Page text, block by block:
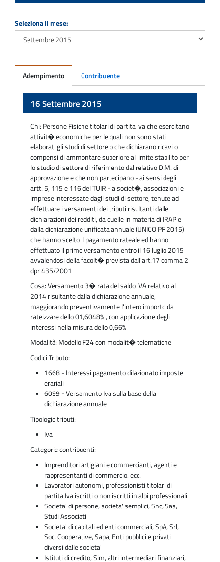
Seleziona il mese:
Adempimento Contribuente
16 Settembre 2015
Chi: Persone Fisiche titolari di partita Iva che esercitano
attivit� economiche per le quali non sono stati
elaborati gli studi di settore o che dichiarano ricavi o
compensi di ammontare superiore al limite stabilito per
lo studio di settore di riferimento dal relativo D.M. di
approvazione e che non partecipano - ai sensi degli
artt. 5, 115 e 116 del TUIR - a societ�, associazioni e
imprese interessate dagli studi di settore, tenute ad
effettuare i versamenti dei tributi risultanti dalle
dichiarazioni dei redditi, da quelle in materia di IRAP e
dalla dichiarazione unificata annuale (UNICO PF 2015)
che hanno scelto il pagamento rateale ed hanno
effettuato il primo versamento entro il 16 luglio 2015
avvalendosi della facolt� prevista dall'art.17 comma 2
dpr 435/2001
Cosa:Versamento 3� rata del saldo IVA relativo al
2014 risultante dalla dichiarazione annuale,
maggiorando preventivamente l'intero importo da
rateizzare dello 01,6048% , con applicazione degli
interessi nella misura dello 0,66%
Modalità: Modello F24 con modalit� telematiche
Codici Tributo:
1668 - Interessi pagamento dilazionato imposte
erariali
6099 - Versamento Iva sulla base della
dichiarazione annuale
Tipologie tributi:
Iva
Categorie contribuenti:
Imprenditori artigiani e commercianti, agenti e
rappresentanti di commercio, ecc.
Lavoratori autonomi, professionisti titolari di
partita Iva iscritti o non iscritti in albi professionali
Societa' di persone, societa' semplici, Snc, Sas,
Studi Associati
Societa' di capitali ed enti commerciali, SpA, Srl,
Soc. Cooperative, Sapa, Enti pubblici e privati
diversi dalle societa'
Istituti di credito, Sim, altri intermediari finanziari,